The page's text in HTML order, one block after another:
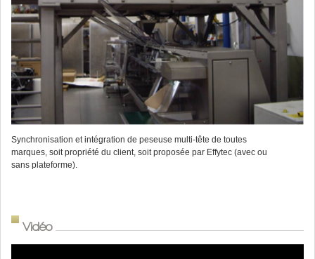
Synchronisation et intégration de peseuse multi-tête de toutes
marques, soit propriété du client, soit proposée par Effytec (avec ou
sans plateforme).
Vidéo